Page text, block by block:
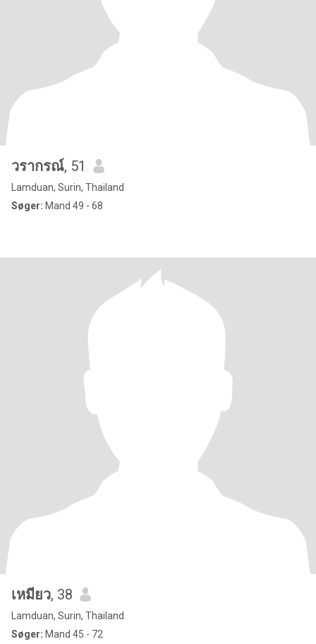
วรากรณ์, 51
Lamduan, Surin, Thailand
Søger: Mand 49 - 68
เหมียว, 38
Lamduan, Surin, Thailand
Søger: Mand 45 - 72